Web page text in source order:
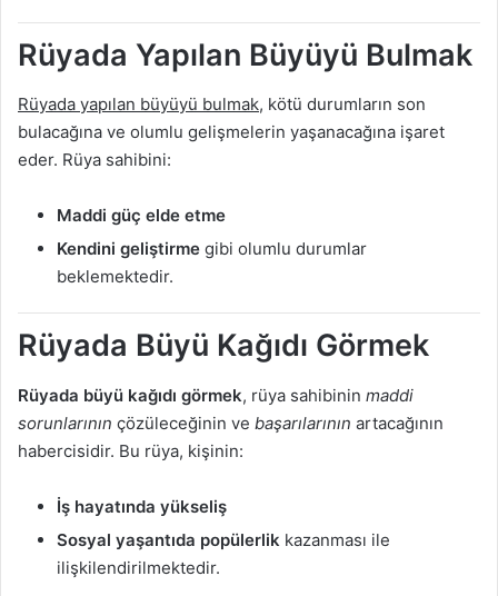
Rüyada Yapılan Büyüyü Bulmak
Rüyada yapılan büyüyü bulmak, kötü durumların son
bulacağına ve olumlu gelişmelerin yaşanacağına işaret
eder. Rüya sahibini:
Maddi güç elde etme
Kendini geliştirme gibi olumlu durumlar
beklemektedir.
Rüyada Büyü Kağıdı Görmek
Rüyada büyü kağıdı görmek, rüya sahibinin maddi
sorunlarının çözüleceğinin ve başarılarının artacağının
habercisidir. Bu rüya, kişinin:
İş hayatında yükseliş
Sosyal yaşantıda popülerlik kazanması ile
ilişkilendirilmektedir.